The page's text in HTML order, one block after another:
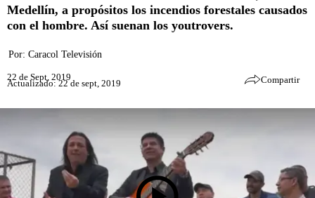
Medellín, a propósitos los incendios forestales causados
con el hombre. Así suenan los youtrovers.
Por: Caracol Televisión
22 de Sept, 2019
Actualizado: 22 de sept, 2019 Compartir